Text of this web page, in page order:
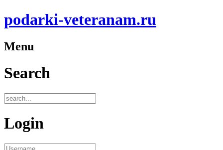
podarki-veteranam.ru
Menu
Search
Login